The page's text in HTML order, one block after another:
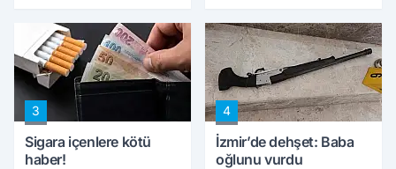
konuştu
peynircilerimizi de
kıskaca aldı, müdahale
ettik'
3
Sigara içenlere kötü
haber!
4
İzmir’de dehşet: Baba
oğlunu vurdu